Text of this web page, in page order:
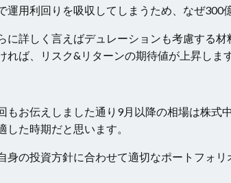
運用利回りを吸収してしまうため、なぜ300
に詳しく言えばデュレーションも考慮する
れば、リスク&リターンの期待値が上昇しま
もお伝えしました通り9月以降の相場は株式
した時期だと思います。
身の投資方針に合わせて適切なポートフォリ